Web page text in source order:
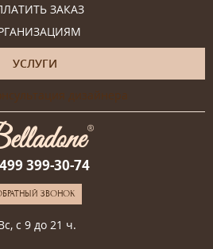
ЗАКАЗ
УСЛУГИ
дизайнера
399-30-74
ЗВОНОК
с 9 до 21 ч.